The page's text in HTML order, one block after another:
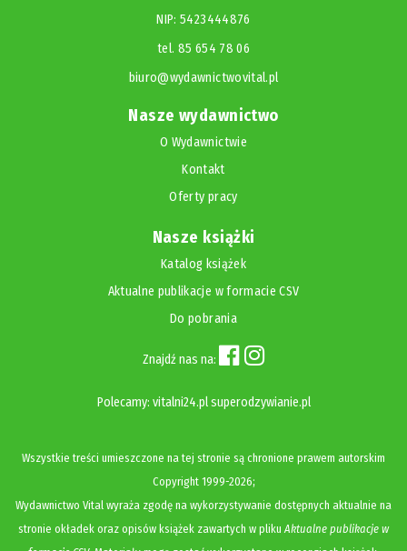
NIP: 5423444876
tel. 85 654 78 06
biuro@wydawnictwovital.pl
Nasze wydawnictwo
O Wydawnictwie
Kontakt
Oferty pracy
Nasze książki
Katalog książek
Aktualne publikacje w formacie CSV
Do pobrania
Znajdź nas na:
Polecamy: vitalni24.pl superodzywianie.pl
Wszystkie treści umieszczone na tej stronie są chronione prawem autorskim
Copyright1999-2026;
Wydawnictwo Vital wyraża zgodę na wykorzystywanie dostępnych aktualnie na
stronie okładek oraz opisów książek zawartych w plikuAktualne publikacje w